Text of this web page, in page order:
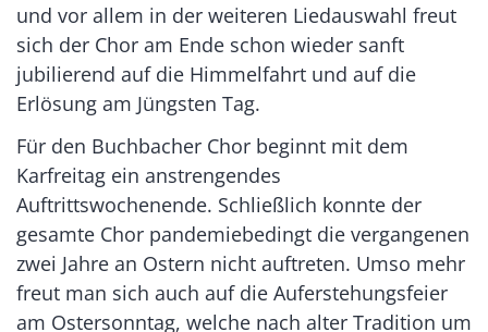
und vor allem in der weiteren Liedauswahl freut
sich der Chor am Ende schon wieder sanft
jubilierend auf die Himmelfahrt und auf die
Erlösung am Jüngsten Tag.
Für den Buchbacher Chor beginnt mit dem
Karfreitag ein anstrengendes
Auftrittswochenende. Schließlich konnte der
gesamte Chor pandemiebedingt die vergangenen
zwei Jahre an Ostern nicht auftreten. Umso mehr
freut man sich auch auf die Auferstehungsfeier
am Ostersonntag, welche nach alter Tradition um